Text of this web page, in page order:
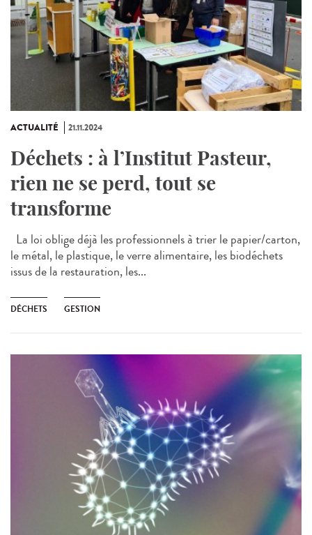
ACTUALITÉ 21.11.2024
Déchets : à l’Institut Pasteur,
rien ne se perd, tout se
transforme
La loi oblige déjà les professionnels à trier le papier/carton,
le métal, le plastique, le verre alimentaire, les biodéchets
issus de la restauration, les...
DÉCHETS GESTION